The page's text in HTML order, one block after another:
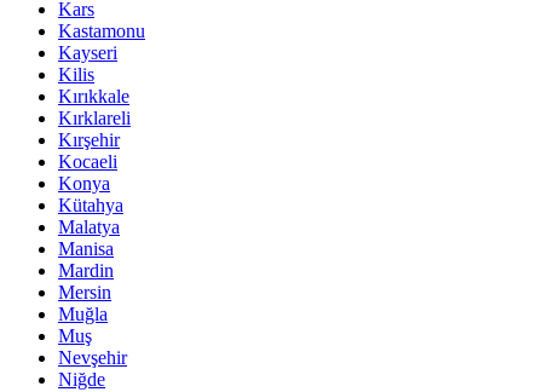
Kars
Kastamonu
Kayseri
Kilis
Kırıkkale
Kırklareli
Kırşehir
Kocaeli
Konya
Kütahya
Malatya
Manisa
Mardin
Mersin
Muğla
Muş
Nevşehir
Niğde